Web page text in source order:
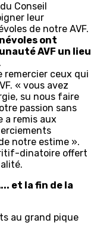
Conseil
leur
de notre AVF.
ont
AVF un lieu
remercier ceux qui
« vous avez
su nous faire
passion sans
a remis aux
notre estime ».
dinatoire offert
et la fin de la
au grand pique